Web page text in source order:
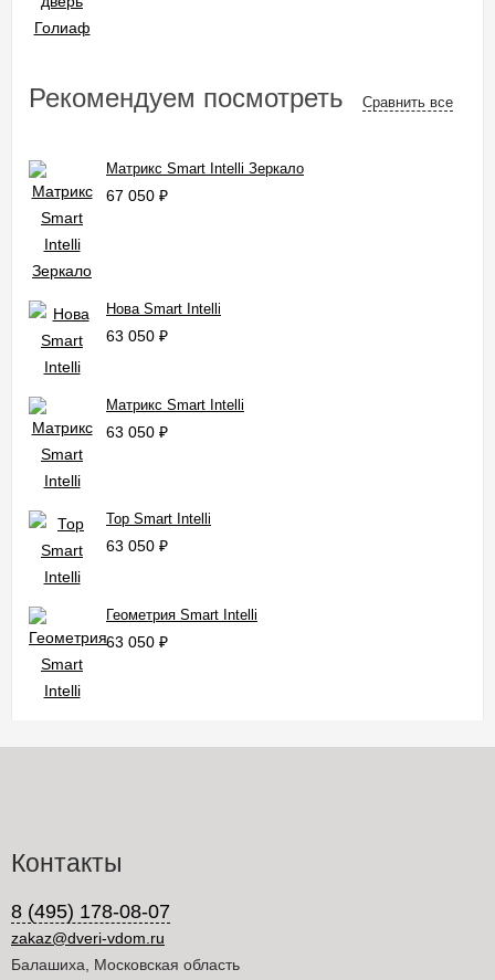
Рекомендуем посмотреть Сравнить все
Матрикс Smart Intelli Зеркало
67 050 ₽
Нова Smart Intelli
63 050 ₽
Матрикс Smart Intelli
63 050 ₽
Тор Smart Intelli
63 050 ₽
Геометрия Smart Intelli
63 050 ₽
Контакты
8 (495) 178-08-07
zakaz@dveri-vdom.ru
Балашиха, Московская область